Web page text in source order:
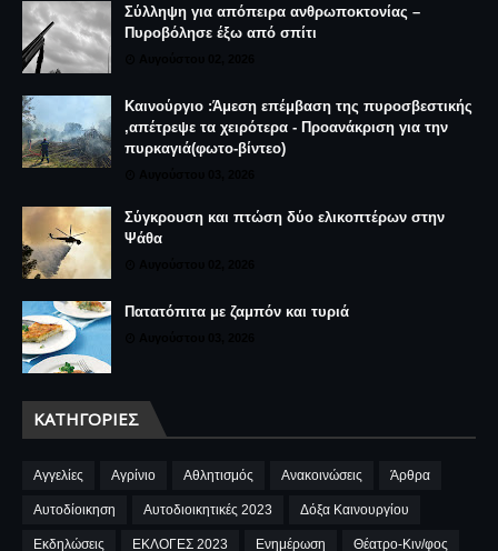
Σύλληψη για απόπειρα ανθρωποκτονίας –
Πυροβόλησε έξω από σπίτι
Καινούργιο :Άμεση επέμβαση της πυροσβεστικής
,απέτρεψε τα χειρότερα - Προανάκριση για την
πυρκαγιά(φωτο-βίντεο)
Σύγκρουση και πτώση δύο ελικοπτέρων στην
Ψάθα
Πατατόπιτα με ζαμπόν και τυριά
ΚΑΤΗΓΟΡΊΕΣ
Αγγελίες Αγρίνιο Αθλητισμός Ανακοινώσεις Άρθρα
Αυτοδίοικηση Αυτοδιοικητικές 2023 Δόξα Καινουργίου
Εκδηλώσεις ΕΚΛΟΓΕΣ 2023 Ενημέρωση Θέατρο-Κιν/φος